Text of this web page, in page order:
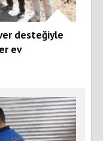
desteğiyle
ev